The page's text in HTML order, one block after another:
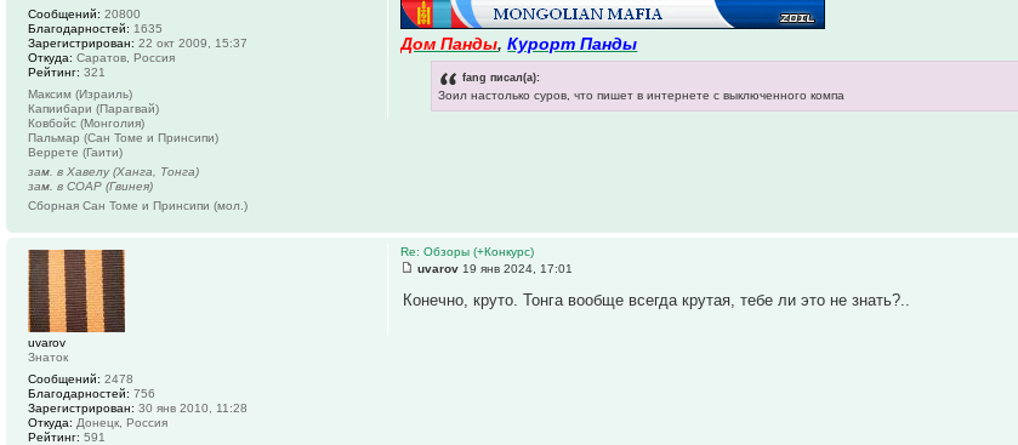
Дом Панды,Курорт Панды
fang писал(а):
Зоил настолько суров, что пишет в интернете с выключенного компа
Сообщений: 20800
Благодарностей: 1635
Зарегистрирован: 22 окт 2009, 15:37
Откуда: Саратов, Россия
Рейтинг: 321
Максим (Израиль)
Капиибари (Парагвай)
Ковбойс (Монголия)
Пальмар (Сан Томе и Принсипи)
Веррете (Гаити)
зам. в Хавелу (Ханга, Тонга)
зам. в СОАР (Гвинея)
Сборная Сан Томе и Принсипи (мол.)
Re: Обзоры (+Конкурс)
uvarov 19 янв 2024, 17:01
Конечно, круто. Тонга вообще всегда крутая, тебе ли это не знать?..
uvarov
Знаток
Сообщений: 2478
Благодарностей: 756
Зарегистрирован: 30 янв 2010, 11:28
Откуда: Донецк, Россия
Рейтинг: 591